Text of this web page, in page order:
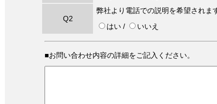
Q2
弊社より電話での説明を希望されま
はい /
いいえ
■お問い合わせ内容の詳細をご記入ください。